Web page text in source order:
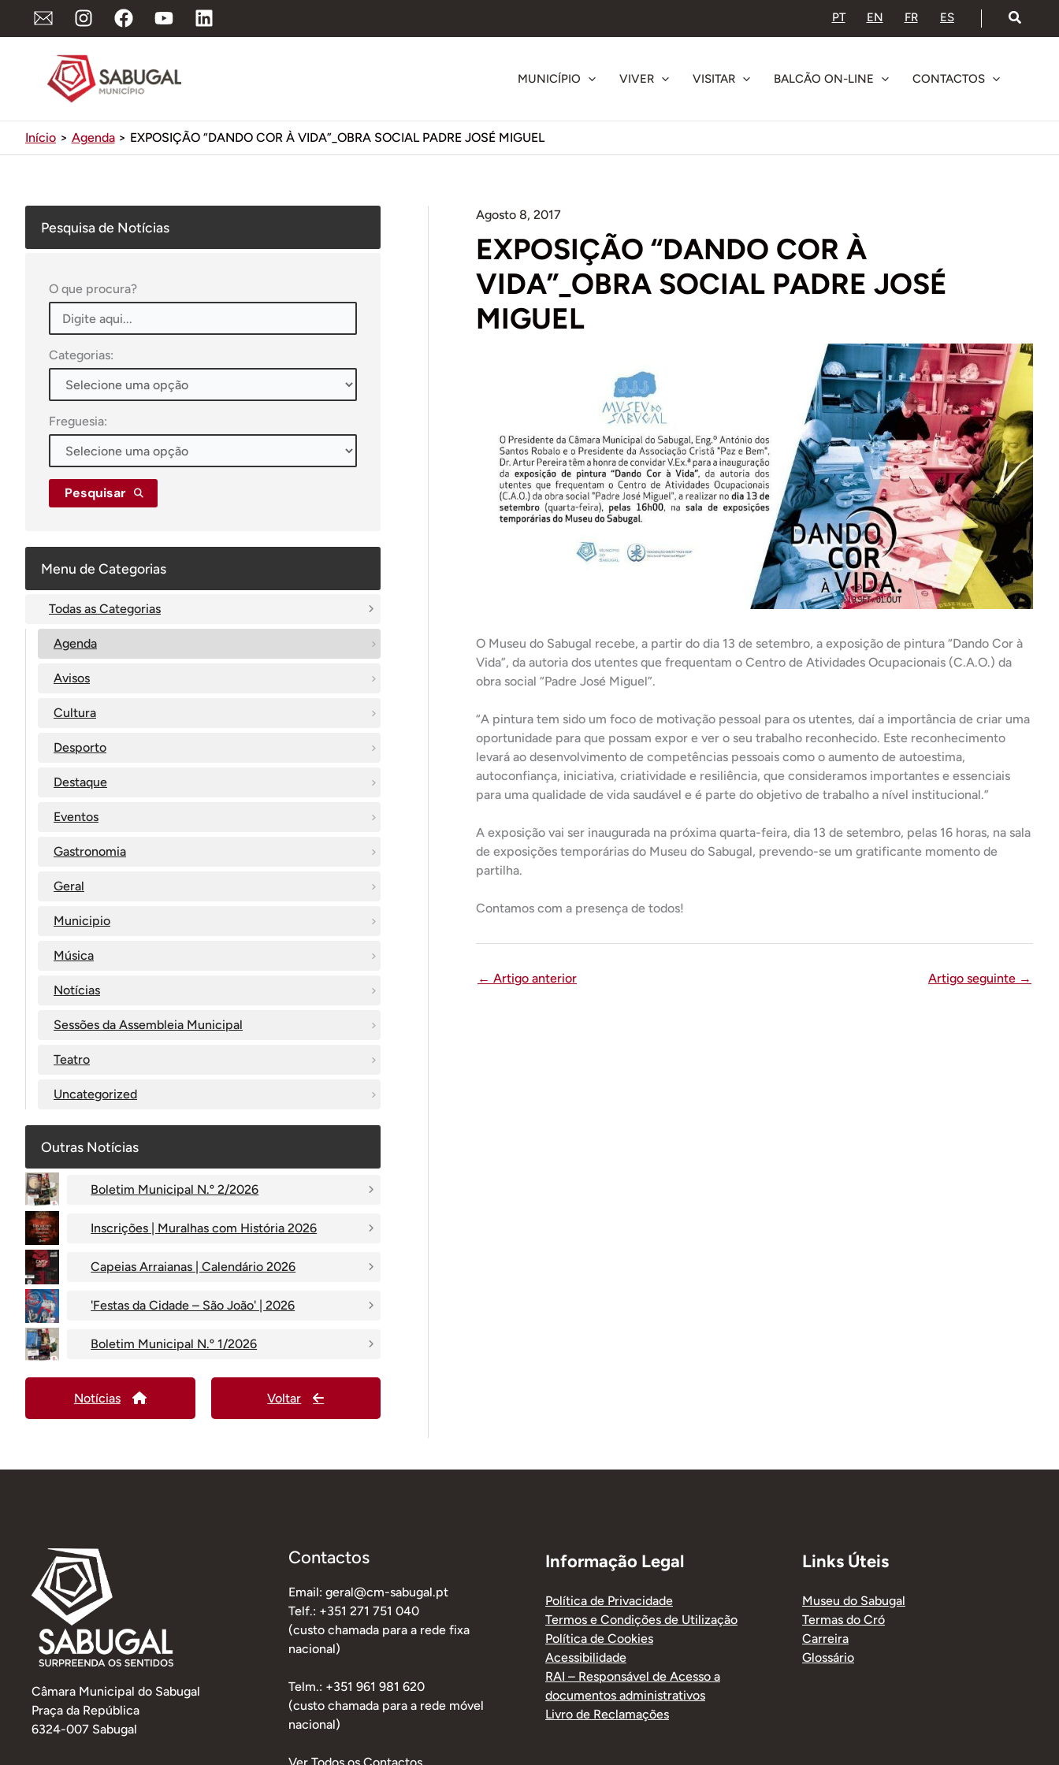
PT EN FR ES
MUNICÍPIO VIVER VISITAR BALCÃO ON-LINE CONTACTOS
Início Agenda EXPOSIÇÃO “DANDO COR À VIDA”_OBRA SOCIAL PADRE JOSÉ MIGUEL
Pesquisa de Notícias
O que procura?
Categorias:
Freguesia:
Pesquisar
Menu de Categorias
Todas as Categorias
Agenda
Avisos
Cultura
Desporto
Destaque
Eventos
Gastronomia
Geral
Municipio
Música
Notícias
Sessões da Assembleia Municipal
Teatro
Uncategorized
Outras Notícias
Boletim Municipal N.º 2/2026
Inscrições | Muralhas com História 2026
Capeias Arraianas | Calendário 2026
'Festas da Cidade – São João' | 2026
Boletim Municipal N.º 1/2026
Notícias Voltar
Agosto 8, 2017
EXPOSIÇÃO “DANDO COR À
VIDA”_OBRA SOCIAL PADRE JOSÉ
MIGUEL
O Museu do Sabugal recebe, a partir do dia 13 de setembro, a exposição de pintura “Dando Cor à
Vida”, da autoria dos utentes que frequentam o Centro de Atividades Ocupacionais (C.A.O.) da
obra social “Padre José Miguel”.
“A pintura tem sido um foco de motivação pessoal para os utentes, daí a importância de criar uma
oportunidade para que possam expor e ver o seu trabalho reconhecido. Este reconhecimento
levará ao desenvolvimento de competências pessoais como o aumento de autoestima,
autoconfiança, iniciativa, criatividade e resiliência, que consideramos importantes e essenciais
para uma qualidade de vida saudável e é parte do objetivo de trabalho a nível institucional.”
A exposição vai ser inaugurada na próxima quarta-feira, dia 13 de setembro, pelas 16 horas, na sala
de exposições temporárias do Museu do Sabugal, prevendo-se um gratificante momento de
partilha.
Contamos com a presença de todos!
← Artigo anterior Artigo seguinte →
Câmara Municipal do Sabugal
Praça da República
6324-007 Sabugal
Contactos
Email: geral@cm-sabugal.pt
Telf.: +351 271 751 040
(custo chamada para a rede fixa
nacional)
Telm.: +351 961 981 620
(custo chamada para a rede móvel
nacional)
Informação Legal
Política de Privacidade
Termos e Condições de Utilização
Política de Cookies
Acessibilidade
RAI – Responsável de Acesso a
documentos administrativos
Livro de Reclamações
Links Úteis
Museu do Sabugal
Termas do Cró
Carreira
Glossário